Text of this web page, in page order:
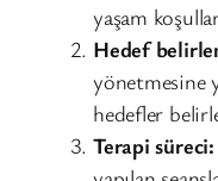
yaşam
Hedef
yönetmesine
hedefler
Terapi süreci: